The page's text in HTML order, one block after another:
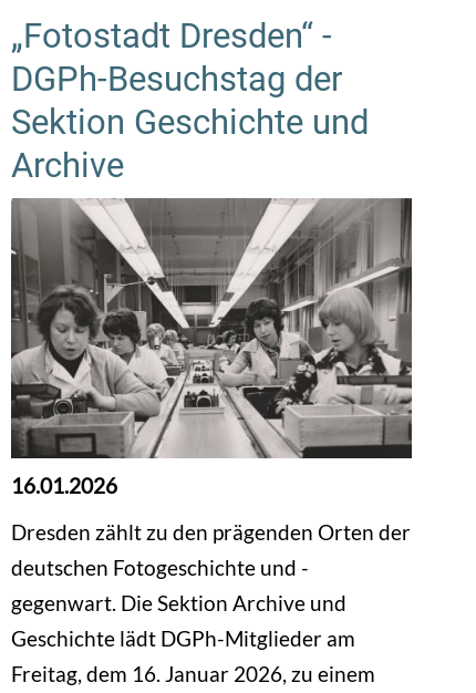
„Fotostadt Dresden“ -
DGPh-Besuchstag der
Sektion Geschichte und
Archive
16.01.2026
Dresden zählt zu den prägenden Orten der
deutschen Fotogeschichte und -
gegenwart. Die Sektion Archive und
Geschichte lädt DGPh-Mitglieder am
Freitag, dem 16. Januar 2026, zu einem